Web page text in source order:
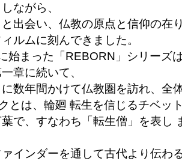
ながら、
と出会い、仏教の原点と信仰の在
ルムに刻んできました。
始まった「REBORN」シリーズ
章に続いて、
数年間かけて仏教圏を訪れ、全
とは、輪廻 転生を信じるチベッ
で、すなわち「転生僧」を表し
インダーを通して古代より伝わ